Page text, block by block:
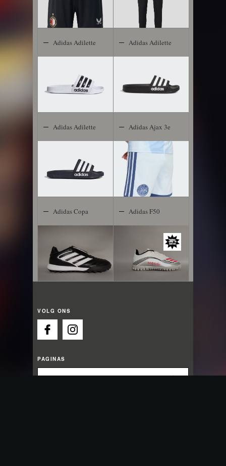
Adidas Adilette
Adidas Adilette
Adidas Adilette
Adidas Ajax 3e
2027 Kids
Adidas Copa
Adidas F50
VOLG ONS
PAGINAS